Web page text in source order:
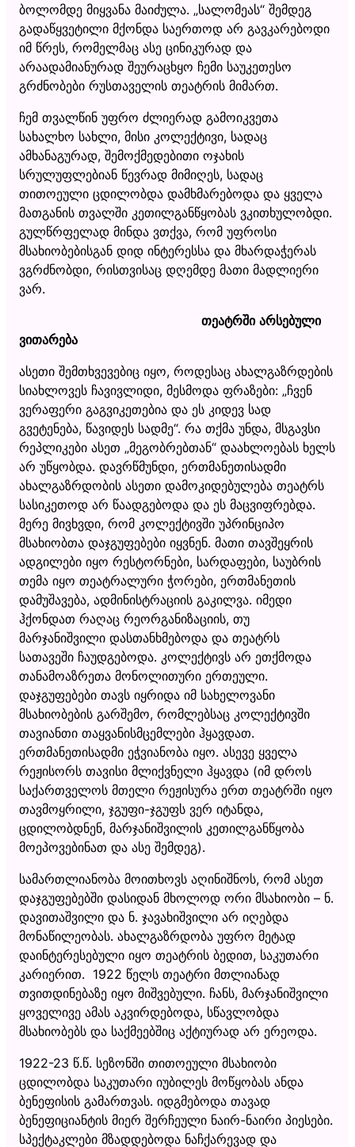
ბოლომდე მიყვანა მაიძულა. „სალომეას“ შემდეგ
გადაწყვეტილი მქონდა საერთოდ არ გავკარებოდი
იმ წრეს, რომელმაც ასე ცინიკურად და
არაადამიანურად შეურაცხყო ჩემი საუკეთესო
გრძნობები რუსთაველის თეატრის მიმართ.
ჩემ თვალწინ უფრო ძლიერად გამოიკვეთა
სახალხო სახლი, მისი კოლექტივი, სადაც
ამხანაგურად, შემოქმედებითი ოჯახის
სრულუფლებიან წევრად მიმიღეს, სადაც
თითოეული ცდილობდა დამხმარებოდა და ყველა
მათგანის თვალში კეთილგანწყობას ვკითხულობდი.
გულწრფელად მინდა ვთქვა, რომ უფროსი
მსახიობებისგან დიდ ინტერესსა და მხარდაჭერას
ვგრძნობდი, რისთვისაც დღემდე მათი მადლიერი
ვარ.
თეატრში არსებული
ვითარება
ასეთი შემთხვევებიც იყო, როდესაც ახალგაზრდების
სიახლოვეს ჩავივლიდი, მესმოდა ფრაზები: „ჩვენ
ვერაფერი გაგვიკეთებია და ეს კიდევ სად
გვეტენება, წავიდეს სადმე“. რა თქმა უნდა, მსგავსი
რეპლიკები ასეთ „მეგობრებთან“ დაახლოებას ხელს
არ უწყობდა. დავრწმუნდი, ერთმანეთისადმი
ახალგაზრდობის ასეთი დამოკიდებულება თეატრს
სასიკეთოდ არ წაადგებოდა და ეს მაცვიფრებდა.
მერე მივხვდი, რომ კოლექტივში უპრინციპო
მსახიობთა დაჯგუფებები იყვნენ. მათი თავშეყრის
ადგილები იყო რესტორნები, სარდაფები, საუბრის
თემა იყო თეატრალური ჭორები, ერთმანეთის
დამუშავება, ადმინისტრაციის გაკილვა. იმედი
ჰქონდათ რაღაც რეორგანიზაციის, თუ
მარჯანიშვილი დასთანხმებოდა და თეატრს
სათავეში ჩაუდგებოდა. კოლექტივს არ ეთქმოდა
თანამოაზრეთა მონოლითური ერთეული.
დაჯგუფებები თავს იყრიდა იმ სახელოვანი
მსახიობების გარშემო, რომლებსაც კოლექტივში
თავიანთი თაყვანისმცემლები ჰყავდათ.
ერთმანეთისადმი ეჭვიანობა იყო. ასევე ყველა
რეჟისორს თავისი მლიქვნელი ჰყავდა (იმ დროს
საქართველოს მთელი რეჟისურა ერთ თეატრში იყო
თავმოყრილი, ჯგუფი-ჯგუფს ვერ იტანდა,
ცდილობდნენ, მარჯანიშვილის კეთილგანწყობა
მოეპოვებინათ და ასე შემდეგ).
სამართლიანობა მოითხოვს აღინიშნოს, რომ ასეთ
დაჯგუფებებში დასიდან მხოლოდ ორი მსახიობი – ნ.
დავითაშვილი და ნ. ჯავახიშვილი არ იღებდა
მონაწილეობას. ახალგაზრდობა უფრო მეტად
დაინტერესებული იყო თეატრის ბედით, საკუთარი
კარიერით. 1922 წელს თეატრი მთლიანად
თვითდინებაზე იყო მიშვებული. ჩანს, მარჯანიშვილი
ყოველივე ამას აკვირდებოდა, სწავლობდა
მსახიობებს და საქმეებშიც აქტიურად არ ერეოდა.
1922-23 წ.წ. სეზონში თითოეული მსახიობი
ცდილობდა საკუთარი იუბილეს მოწყობას ანდა
ბენეფისის გამართვას. იდგმებოდა თავად
ბენეფიციანტის მიერ შერჩეული ნაირ-ნაირი პიესები.
სპექტაკლები მზადდებოდა ნაჩქარევად და